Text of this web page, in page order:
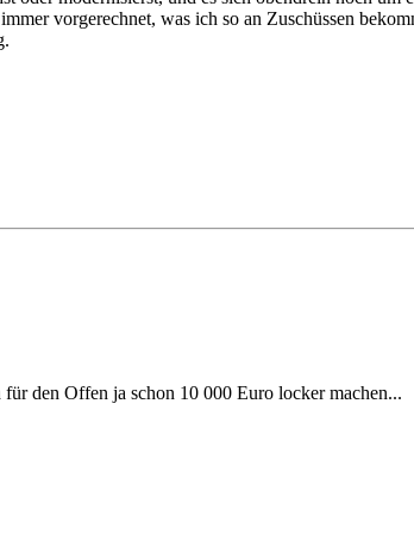
vorgerechnet, was ich so an Zuschüssen
den Offen ja schon 10 000 Euro locker machen...